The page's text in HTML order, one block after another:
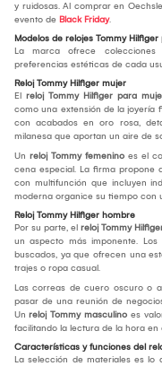
y ruidosas. Al comprar en
evento de Black Friday.
Modelos de relojes Tommy
La marca ofrece
preferencias estéticas de cada
Reloj Tommy Hilfiger mujer
El reloj Tommy Hilfiger para
como una extensión de la joyería
con acabados en oro rosa,
milanesa que aportan un aire de
Un reloj Tommy femenino es el
cena especial. La firma propone
con multifunción que incluyen
moderna organice su tiempo con
Reloj Tommy Hilfiger hombre
Por su parte, el reloj Tommy
un aspecto más imponente. Los
buscados, ya que ofrecen una
trajes o ropa casual.
Las correas de cuero oscuro o
pasar de una reunión de
Un reloj Tommy masculino es
facilitando la lectura de la hora
Características y funciones del
La selección de materiales es lo